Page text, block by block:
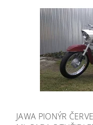
JAWA PIONÝR